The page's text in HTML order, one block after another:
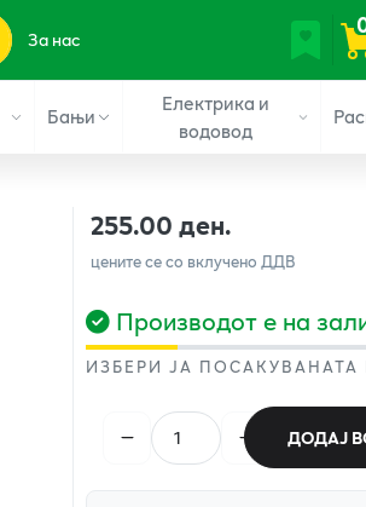
За нас
Бањи
Електрика и
водовод
255.00 ден.
цените се со вклучено ДДВ
Производот е на
ИЗБЕРИ ЈА
ДОДАЈ